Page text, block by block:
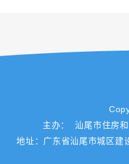
主办： 汕尾市住房
地址：广东省汕尾市城区